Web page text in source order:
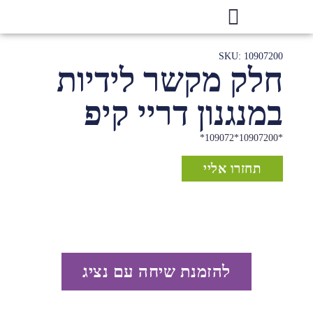
SKU: 10907200
חלק מקשר לידיות
במנגנון דריי קיפ
*10907200*109072*
תחזרו אליי
להזמנת שיחה עם נציג